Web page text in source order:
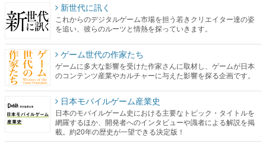
新世代に訊く
これからのデジタルゲーム市場を担う若きクリエイター達の姿
を追い、彼らのルーツと情熱を探っていきます。
ゲーム世代の作家たち
ゲームに多大な影響を受けた作家さんに取材し、ゲームが日本
のコンテンツ産業やカルチャーに与えた影響を探る企画です。
日本モバイルゲーム産業史
日本のモバイルゲーム史における主要なトピック・タイトルを
網羅するほか、開発者へのインタビューや識者による解説を掲
載。約20年の歴史が一望できる決定版！